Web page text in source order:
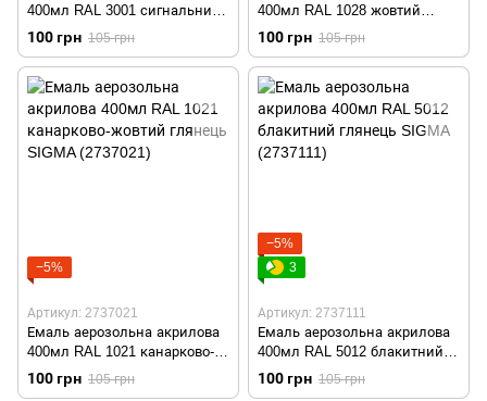
400мл RAL 3001 сигнальний
червоний глянець SIGMA
(2736931)
100 грн 105 грн
400мл RAL 1028 жовтий
глянець SIGMA (2737011)
100 грн 105 грн
−5%
Артикул: 2737021
Емаль аерозольна акрилова
400мл RAL 1021 канарково-
жовтий глянець SIGMA
(2737021)
100 грн 105 грн
−5%
3
Артикул: 2737111
Емаль аерозольна акрилова
400мл RAL 5012 блакитний
глянець SIGMA (2737111)
100 грн 105 грн